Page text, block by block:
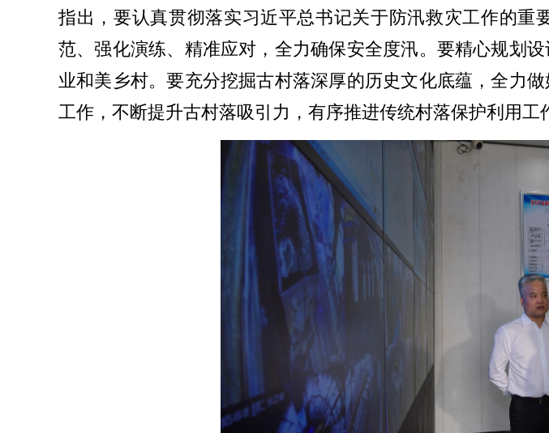
指出，要认真贯彻落实习近平总书记关于防汛救灾工作的
范、强化演练、精准应对，全力确保安全度汛。要精心规划
业和美乡村。要充分挖掘古村落深厚的历史文化底蕴，全力
工作，不断提升古村落吸引力，有序推进传统村落保护利用工